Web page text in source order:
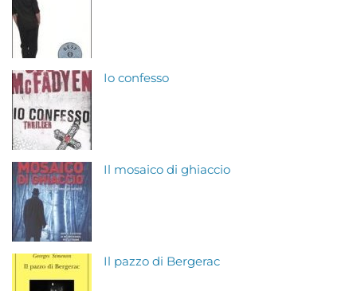
Io confesso
Il mosaico di ghiaccio
Il pazzo di Bergerac